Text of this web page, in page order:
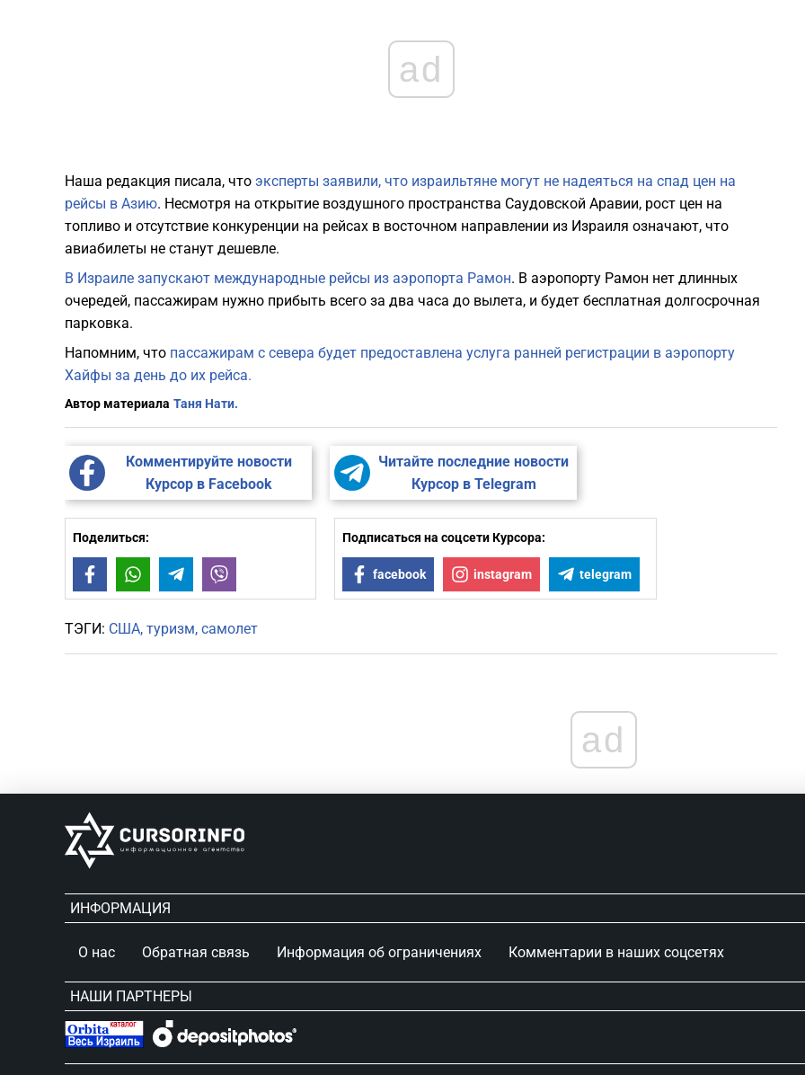
ad
Наша редакция писала, что эксперты заявили, что израильтяне могут не надеяться на спад цен на
рейсы в Азию. Несмотря на открытие воздушного пространства Саудовской Аравии, рост цен на
топливо и отсутствие конкуренции на рейсах в восточном направлении из Израиля означают, что
авиабилеты не станут дешевле.
В Израиле запускают международные рейсы из аэропорта Рамон. В аэропорту Рамон нет длинных
очередей, пассажирам нужно прибыть всего за два часа до вылета, и будет бесплатная долгосрочная
парковка.
Напомним, что пассажирам с севера будет предоставлена ​​услуга ранней регистрации в аэропорту
Хайфы за день до их рейса.
Автор материала Таня Нати.
Комментируйте новости
Курсор в Facebook
Читайте последние новости
Курсор в Telegram
Поделиться:
FacebookWhatsAppTelegram
Подписаться на соцсети Курсора:
facebook instagram telegram
ТЭГИ: США туризм самолет
ad
ИНФОРМАЦИЯ
О нас Обратная связь Информация об ограничениях Комментарии в наших соцсетях
НАШИ ПАРТНЕРЫ